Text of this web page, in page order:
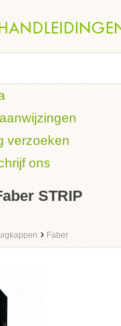
verzoeken
ons
STRIP
› Faber